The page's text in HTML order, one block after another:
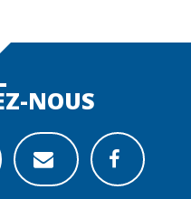
NOUS